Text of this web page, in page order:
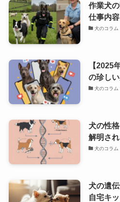
作業犬
仕事内
犬のコラム
【2025
の珍し
犬のコラム
犬の性
解明さ
犬のコラム
犬の遺
自宅キ